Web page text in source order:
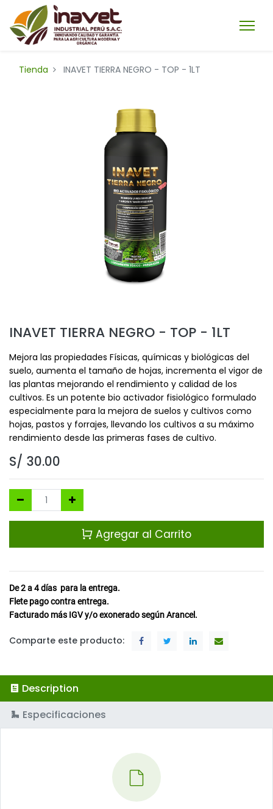
Tienda INAVET TIERRA NEGRO - TOP - 1LT
INAVET TIERRA NEGRO - TOP - 1LT
Mejora las propiedades Físicas, químicas y biológicas del
suelo, aumenta el tamaño de hojas, incrementa el vigor de
las plantas mejorando el rendimiento y calidad de los
cultivos. Es un potente bio activador fisiológico formulado
especialmente para la mejora de suelos y cultivos como
hojas, pastos y forrajes, llevando los cultivos a su máximo
rendimiento desde las primeras fases de cultivo.
S/ 30.00
Agregar al Carrito
De 2 a 4días para la entrega.
Flete pago contra entrega.
Facturado más IGV y/o exonerado según Arancel.
Comparte este producto:
Description
Especificaciones